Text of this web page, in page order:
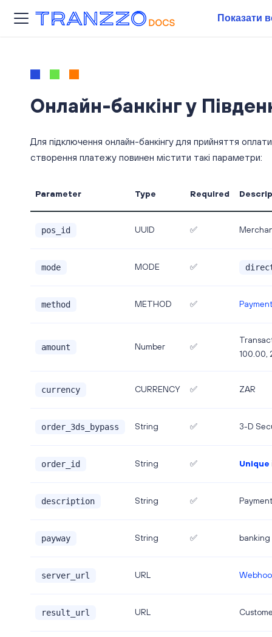
Показати
Онлайн-банкінг у
Для підключення онлайн-банкінгу для прийняття
створення платежу повинен містити такі параметри:
Parameter Type Required
pos_id UUID ✅
mode MODE ✅
method METHOD ✅
amount Number ✅
100.00,
currency CURRENCY ✅ ZAR
order_3ds_bypass String ✅ 3-D
order_id String ✅ Unique
description String ✅
payway String ✅ banking
server_url URL
result_url URL